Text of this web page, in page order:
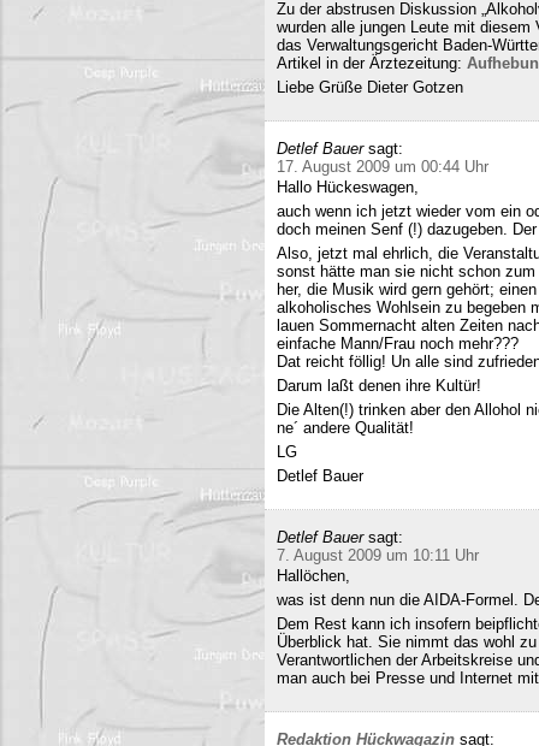
Zu der abstrusen Diskussion
wurden alle jungen Leute mit
das Verwaltungsgericht Baden-
Artikel in der Ärztezeitung:
Liebe Grüße Dieter Gotzen
Detlef Bauer sagt:
17. August 2009 um 00:44 Uhr
Hallo Hückeswagen,
auch wenn ich jetzt wieder vom ein
doch meinen Senf (!) dazugeben.
Also, jetzt mal ehrlich, die
sonst hätte man sie nicht schon
her, die Musik wird gern gehört;
alkoholisches Wohlsein zu begeben
lauen Sommernacht alten Zeiten
einfache Mann/Frau noch mehr???
Dat reicht föllig! Un alle sind
Darum laßt denen ihre Kultür!
Die Alten(!) trinken aber den Allohol
ne´ andere Qualität!
LG
Detlef Bauer
Detlef Bauer sagt:
7. August 2009 um 10:11 Uhr
Hallöchen,
was ist denn nun die AIDA-Formel.
Dem Rest kann ich insofern
Überblick hat. Sie nimmt das wohl
Verantwortlichen der Arbeitskreise
man auch bei Presse und Internet
Redaktion Hückwagazin sagt: